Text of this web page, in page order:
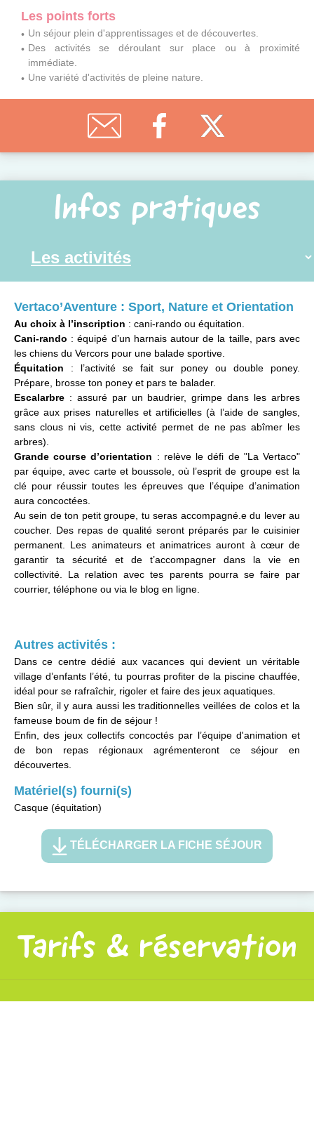
Les points forts
Un séjour plein d'apprentissages et de découvertes.
Des activités se déroulant sur place ou à proximité
immédiate.
Une variété d'activités de pleine nature.
Infos pratiques
Vertaco’Aventure : Sport, Nature et Orientation
Au choix à l’inscription : cani-rando ou équitation.
Cani-rando : équipé d’un harnais autour de la taille, pars avec
les chiens du Vercors pour une balade sportive.
Équitation : l’activité se fait sur poney ou double poney.
Prépare, brosse ton poney et pars te balader.
Escalarbre : assuré par un baudrier, grimpe dans les arbres
grâce aux prises naturelles et artificielles (à l’aide de sangles,
sans clous ni vis, cette activité permet de ne pas abîmer les
arbres).
Grande course d’orientation : relève le défi de "La Vertaco"
par équipe, avec carte et boussole, où l’esprit de groupe est la
clé pour réussir toutes les épreuves que l’équipe d’animation
aura concoctées.
Au sein de ton petit groupe, tu seras accompagné.e du lever au
coucher. Des repas de qualité seront préparés par le cuisinier
permanent. Les animateurs et animatrices auront à cœur de
garantir ta sécurité et de t’accompagner dans la vie en
collectivité. La relation avec tes parents pourra se faire par
courrier, téléphone ou via le blog en ligne.
Autres activités :
Dans ce centre dédié aux vacances qui devient un véritable
village d’enfants l’été, tu pourras profiter de la piscine chauffée,
idéal pour se rafraîchir, rigoler et faire des jeux aquatiques.
Bien sûr, il y aura aussi les traditionnelles veillées de colos et la
fameuse boum de fin de séjour !
Enfin, des jeux collectifs concoctés par l’équipe d'animation et
de bon repas régionaux agrémenteront ce séjour en
découvertes.
Matériel(s) fourni(s)
Casque (équitation)
TÉLÉCHARGER LA FICHE SÉJOUR
Tarifs & réservation